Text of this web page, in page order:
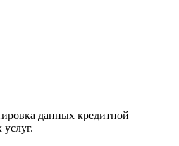
данных кредитной